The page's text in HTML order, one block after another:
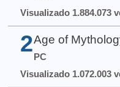
Visualizado 1.884.073
2 Age of
PC
Visualizado 1.072.003